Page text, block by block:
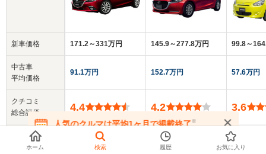
新車価格
中古車
平均価格
クチコミ
総合評価
乗車定員
171.2～331万円
91.1万円
4.4
145.9～277.8万円
152.7万円
4.2
5人
99.8～
57.6万円
3.6
5人
人気のクルマは平均1ヶ月で掲載終了※
在庫が無くなる前にお問い合わせください
ホーム 検索 履歴 お気に入り